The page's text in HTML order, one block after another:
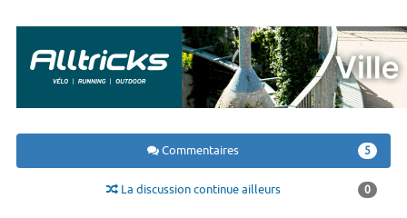
Commentaires 5
La discussion continue ailleurs 0